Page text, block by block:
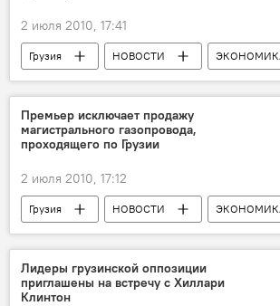
2 июля 2010, 17:41
Грузия НОВОСТИ
Премьер исключает продажу
магистрального газопровода,
проходящего по Грузии
2 июля 2010, 17:12
Грузия НОВОСТИ
Лидеры грузинской оппозиции
приглашены на встречу с Хиллари
Клинтон